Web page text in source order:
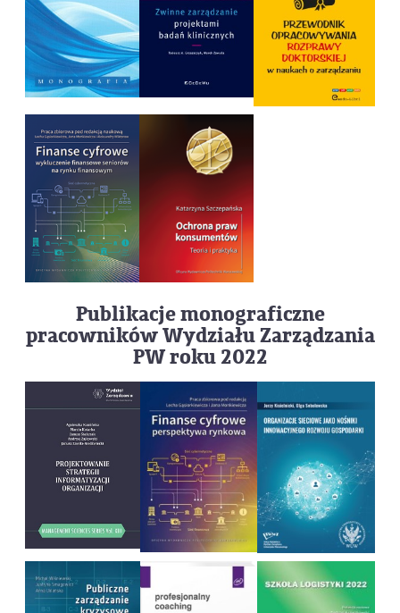
Publikacje monograficzne
pracowników Wydziału Zarządzania
PW roku 2022